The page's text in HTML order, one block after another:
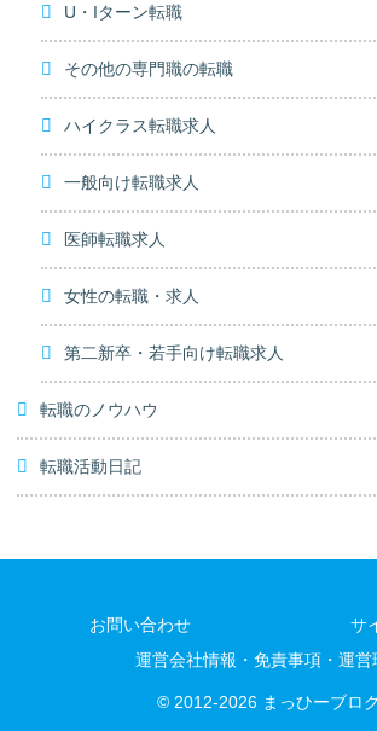
U・Iターン転職
その他の専門職の転職
ハイクラス転職求人
一般向け転職求人
医師転職求人
女性の転職・求人
第二新卒・若手向け転職求人
転職のノウハウ
転職活動日記
お問い合わせ
サ
運営会社情報・免責事項・運営
© 2012-2026 まっひーブロ